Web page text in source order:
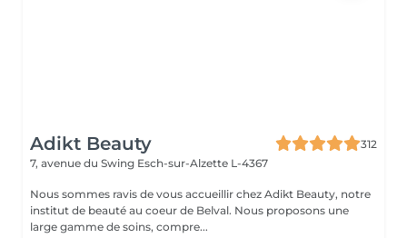
Adikt Beauty
312
7, avenue du Swing Esch-sur-Alzette L-4367
Nous sommes ravis de vous accueillir chez Adikt Beauty, notre
institut de beauté au coeur de Belval. Nous proposons une
large gamme de soins, compre...